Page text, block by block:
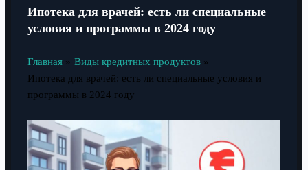
Ипотека для врачей: есть ли специальные
условия и программы в 2024 году
Главная
Виды кредитных продуктов
Ипотека для врачей: есть ли специальные условия и
программы в 2024 году